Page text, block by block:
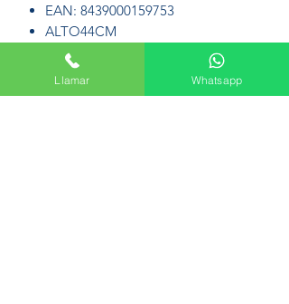
EAN: 8439000159753
ALTO44CM
ANCHO60CM
FONDO50CM
Llamar Whatsapp